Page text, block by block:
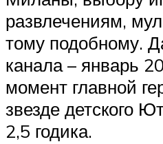
развлечениям,
тому подобному.
канала – январь
момент главной
звезде детского
2,5 годика.